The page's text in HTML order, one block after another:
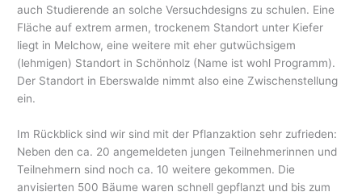
auch Studierende an solche Versuchdesigns zu schulen. Eine
Fläche auf extrem armen, trockenem Standort unter Kiefer
liegt in Melchow, eine weitere mit eher gutwüchsigem
(lehmigen) Standort in Schönholz (Name ist wohl Programm).
Der Standort in Eberswalde nimmt also eine Zwischenstellung
ein.
Im Rückblick sind wir sind mit der Pflanzaktion sehr zufrieden:
Neben den ca. 20 angemeldeten jungen Teilnehmerinnen und
Teilnehmern sind noch ca. 10 weitere gekommen. Die
anvisierten 500 Bäume waren schnell gepflanzt und bis zum